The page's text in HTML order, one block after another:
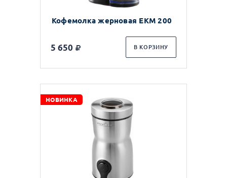
Кофемолка жерновая EKM 200
5 650 В КОРЗИНУ
НОВИНКА